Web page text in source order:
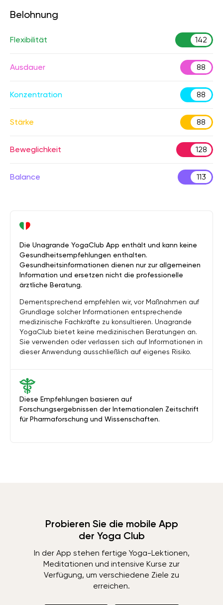
Belohnung
Flexibilität 142
Ausdauer 88
Konzentration 88
Stärke 88
Beweglichkeit 128
Balance 113
Diese Empfehlungen basieren auf
Forschungsergebnissen der Internationalen Zeitschrift
für Pharmaforschung und Wissenschaften.
Die Unagrande YogaClub App enthält und kann keine
Gesundheitsempfehlungen enthalten.
Gesundheitsinformationen dienen nur zur allgemeinen
Information und ersetzen nicht die professionelle
ärztliche Beratung.
Dementsprechend empfehlen wir, vor Maßnahmen auf
Grundlage solcher Informationen entsprechende
medizinische Fachkräfte zu konsultieren. Unagrande
YogaClub bietet keine medizinischen Beratungen an.
Sie verwenden oder verlassen sich auf Informationen in
dieser Anwendung ausschließlich auf eigenes Risiko.
Probieren Sie die mobile App
der Yoga Club
In der App stehen fertige Yoga-Lektionen,
Meditationen und intensive Kurse zur
Verfügung, um verschiedene Ziele zu
erreichen.